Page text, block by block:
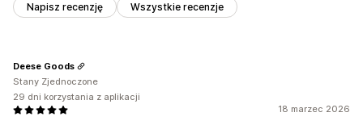
Napisz recenzję Wszystkie recenzje
18 marzec 2026
Deese Goods
Stany Zjednoczone
29 dni korzystania z aplikacji